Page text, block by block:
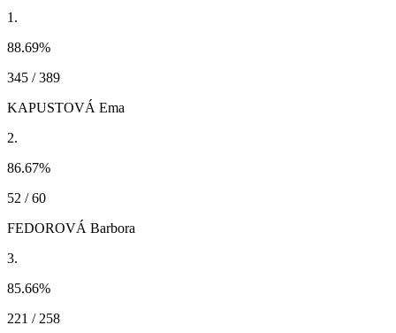
1.
88.69%
345 / 389
KAPUSTOVÁ Ema
2.
86.67%
52 / 60
FEDOROVÁ Barbora
3.
85.66%
221 / 258